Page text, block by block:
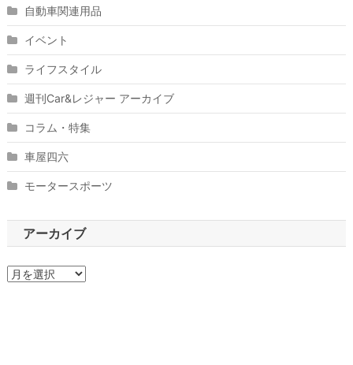
自動車関連用品
イベント
ライフスタイル
週刊Car&レジャー アーカイブ
コラム・特集
車屋四六
モータースポーツ
アーカイブ
ア